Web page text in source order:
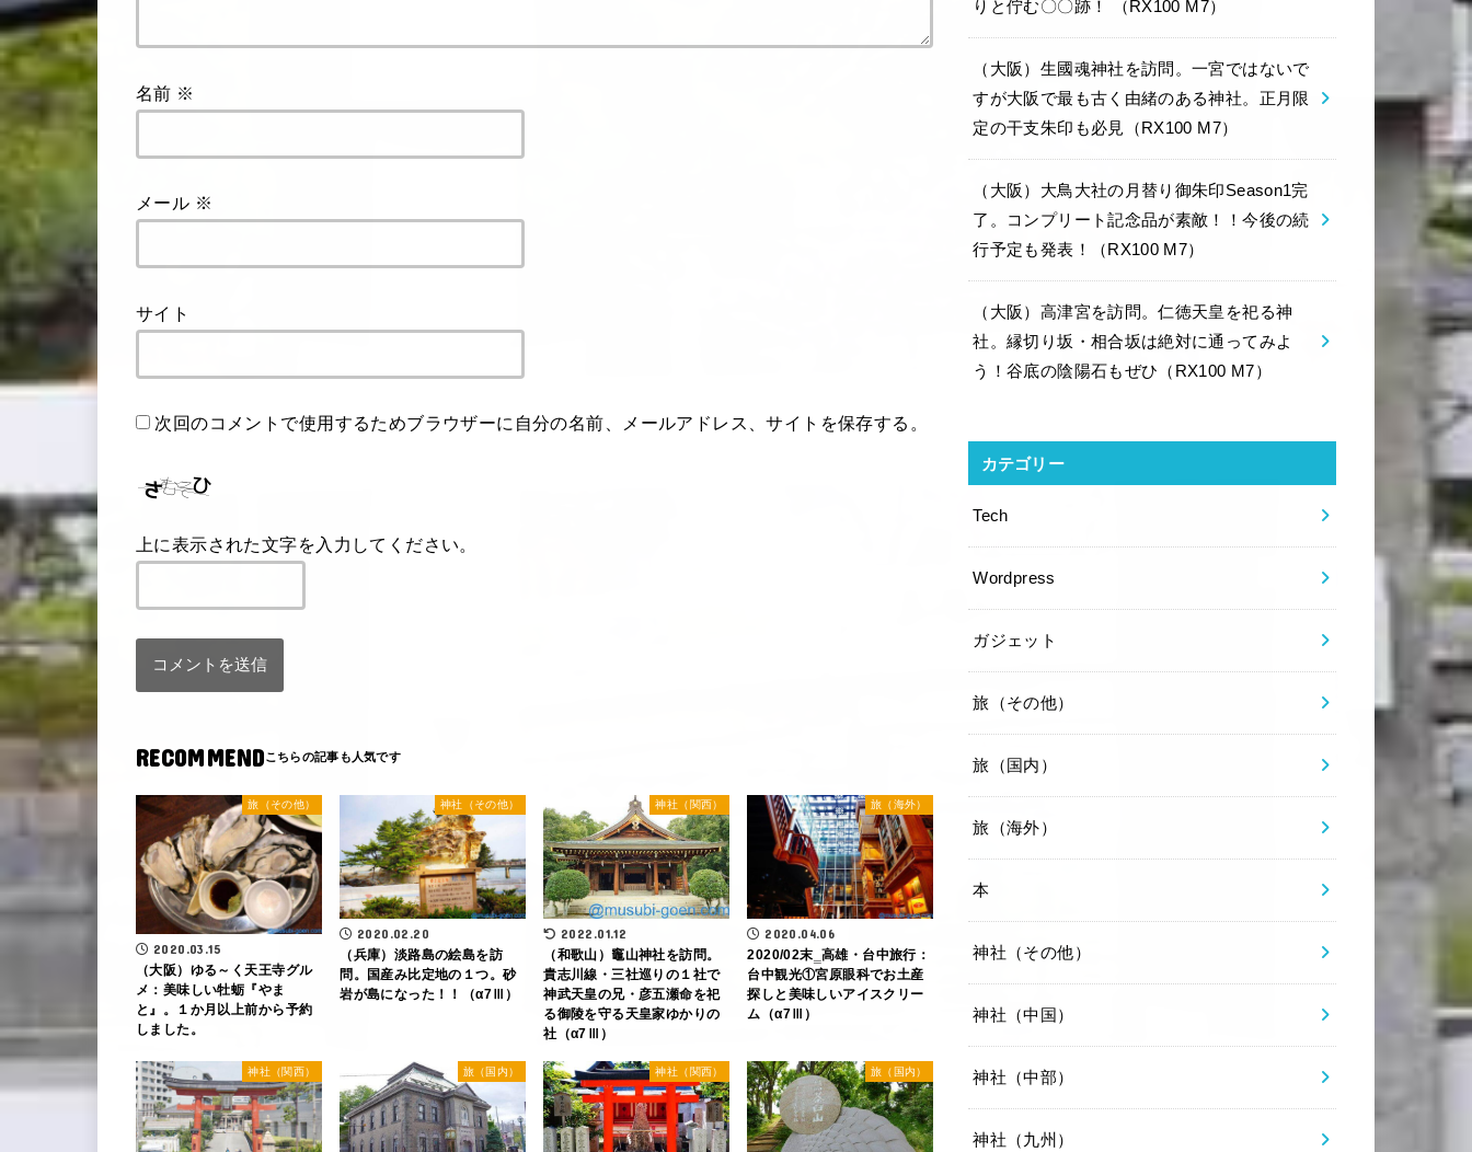
名前 ※
メール ※
サイト
次回のコメントで使用するためブラウザーに自分の名前、メールアドレス、サイトを保存する。
上に表示された文字を入力してください。
RECOMMEND
旅（その他）
2020.03.15
（大阪）ゆる～く天王寺グル
メ：美味しい牡蛎『やま
と』。１か月以上前から予約
しました。
神社（その他）
2020.02.20
（兵庫）淡路島の絵島を訪
問。国産み比定地の１つ。砂
岩が島になった！！（α7Ⅲ）
神社（関西）
2022.01.12
（和歌山）竈山神社を訪問。
貴志川線・三社巡りの１社で
神武天皇の兄・彦五瀬命を祀
る御陵を守る天皇家ゆかりの
社（α7Ⅲ）
旅（海外）
2020.04.06
2020/02末‗高雄・台中旅行：
台中観光①宮原眼科でお土産
探しと美味しいアイスクリー
ム（α7Ⅲ）
神社（関西） 旅（国内） 神社（関西） 旅（国内）
りと佇む〇〇跡！ （RX100 M7）
（大阪）生國魂神社を訪問。一宮ではないで
すが大阪で最も古く由緒のある神社。正月限
定の干支朱印も必見（RX100 M7）
（大阪）大鳥大社の月替り御朱印Season1完
了。コンプリート記念品が素敵！！今後の続
行予定も発表！（RX100 M7）
（大阪）高津宮を訪問。仁徳天皇を祀る神
社。縁切り坂・相合坂は絶対に通ってみよ
う！谷底の陰陽石もぜひ（RX100 M7）
カテゴリー
Tech
Wordpress
ガジェット
旅（その他）
旅（国内）
旅（海外）
本
神社（その他）
神社（中国）
神社（中部）
神社（九州）